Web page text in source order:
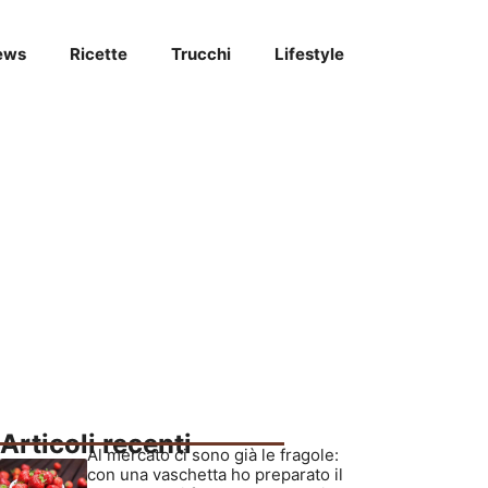
Ricette Trucchi Lifestyle
Articoli recenti
Al mercato ci sono già le fragole:
con una vaschetta ho preparato il